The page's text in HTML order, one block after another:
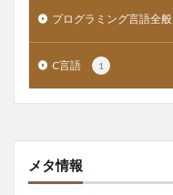
プログラミング言語全般
C言語 1
メタ情報